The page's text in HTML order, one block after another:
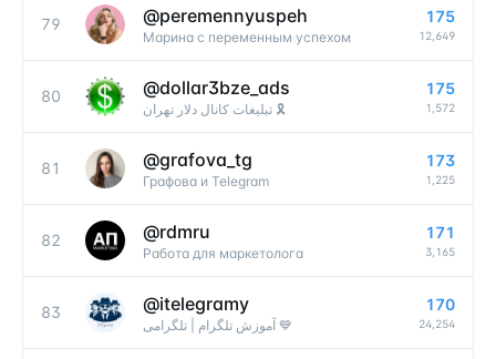
79 @peremennyuspeh
Марина с переменным успехом
175
12,649
80 @dollar3bze_ads
تبلیغات کانال دلار تهران 🎗
175
1,572
81 @grafova_tg
Графова и Telegram
173
1,225
82 @rdmru
Работа для маркетолога
171
3,165
83 @itelegramy
آموزش تلگرام | تلگرامی 💙
170
24,254